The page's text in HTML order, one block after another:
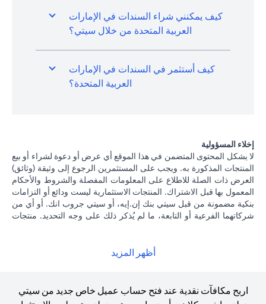
كيف يمكنني شراء السندات في الإمارات
العربية المتحدة من خلال سيتي؟
كيف أستثمر في السندات في الإمارات
العربية المتحدة؟
إخلاء المسؤولية
لا يشكل المحتوى المتضمن في هذا الموقع أي عرض أو دعوة لشراء أو بيع
المنتجات المذكورة به. ويجب على المستثمرين الرجوع إلى وثيقة (وثائق)
العرض ذات الصلة للاطلاع على المعلومات المفصلة والشروط والأحكام
المعمول بها قبل الاشتراك. المنتجات الاستثمارية ليست ودائع أو التزامات
بنكية مضمونة من قبل سيتي بنك إن.إيه، أو سيتي جروب انك. أو أي من
شركاتهما الفرعية أو التابعة، ما لم يُذكر ذلك على وجه التحديد. منتجات
الخسارة المحتملة للمبلغ الأصلي المستثمر. الأداء السابق لمنتجات
استثمارية و / أو منتجات خزينة مقومة بعملة أجنبية (غير محلية) على دراية
بمخاطر تقلبات أسعار الصرف التي قد تتسبب في خسارة رأس المال عند
أظهر المزيد
اربح مكافآت نقدية عند فتح حساب عميل خاص جديد من سيتي